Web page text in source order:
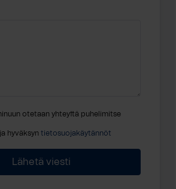
otetaan yhteyttä puhelimitse
hyväksyn tietosuojakäytännöt